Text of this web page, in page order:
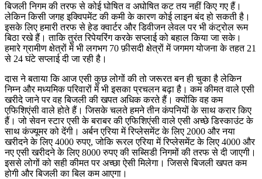
बिजली निगम की तरफ से कोई घोषित व अघोषित कट तय नहीं किए गए हैं।
लेकिन किसी जगह इक्विपमेंट की कमी के कारण कोई लाइन बंद हो सकती है।
इसके लिए हमारी तरफ से हेड क्वार्टर और डिवीजन लेवल पर भी कंट्रोल रूम
बिठा रखे हैं। ताकि तुरंत रिपेयरिंग करके सप्लाई को बहाल किया जा सके।
हमारे ग्रामीण क्षेत्रों में भी लगभग 70 फ़ीसदी क्षेत्रों में जगमग योजना के तहत 21
से 24 घंटे सप्लाई दी जा रही है।
दास ने बताया कि आज एसी कुछ लोगों की तो जरूरत बन ही चुका है लेकिन
निम्न और मध्यमिक परिवारों में भी इसका प्रचलन बढ़ा है। कम कीमत वाले एसी
खरीदे जाने पर वह बिजली की खपत अधिक करते हैं। क्योंकि वह कम
एफिशिएंसी वाले होते हैं। जिसके चलते हमने तीन कंपनियों के साथ करार किए
हैं। जो सेवन स्टार एसी के बराबर की एफिशिएंसी वाले एसी अच्छे डिस्काउंट के
साथ कंज्यूमर को देंगी। अर्बन एरिया में रिप्लेसमेंट के लिए 2000 और नया
खरीदने के लिए 4000 रुपए, जोकि रूरल एरिया में रिप्लेसमेंट के लिए 4000 और
नए एसी खरीदने के लिए 8000 रुपए की सब्सिडी निगमों की तरफ से दी जाएगी।
इससे लोगों को सही कीमत पर अच्छा ऐसी मिलेगा। जिससे बिजली खपत कम
होगी और बिजली का बिल कम आएगा।